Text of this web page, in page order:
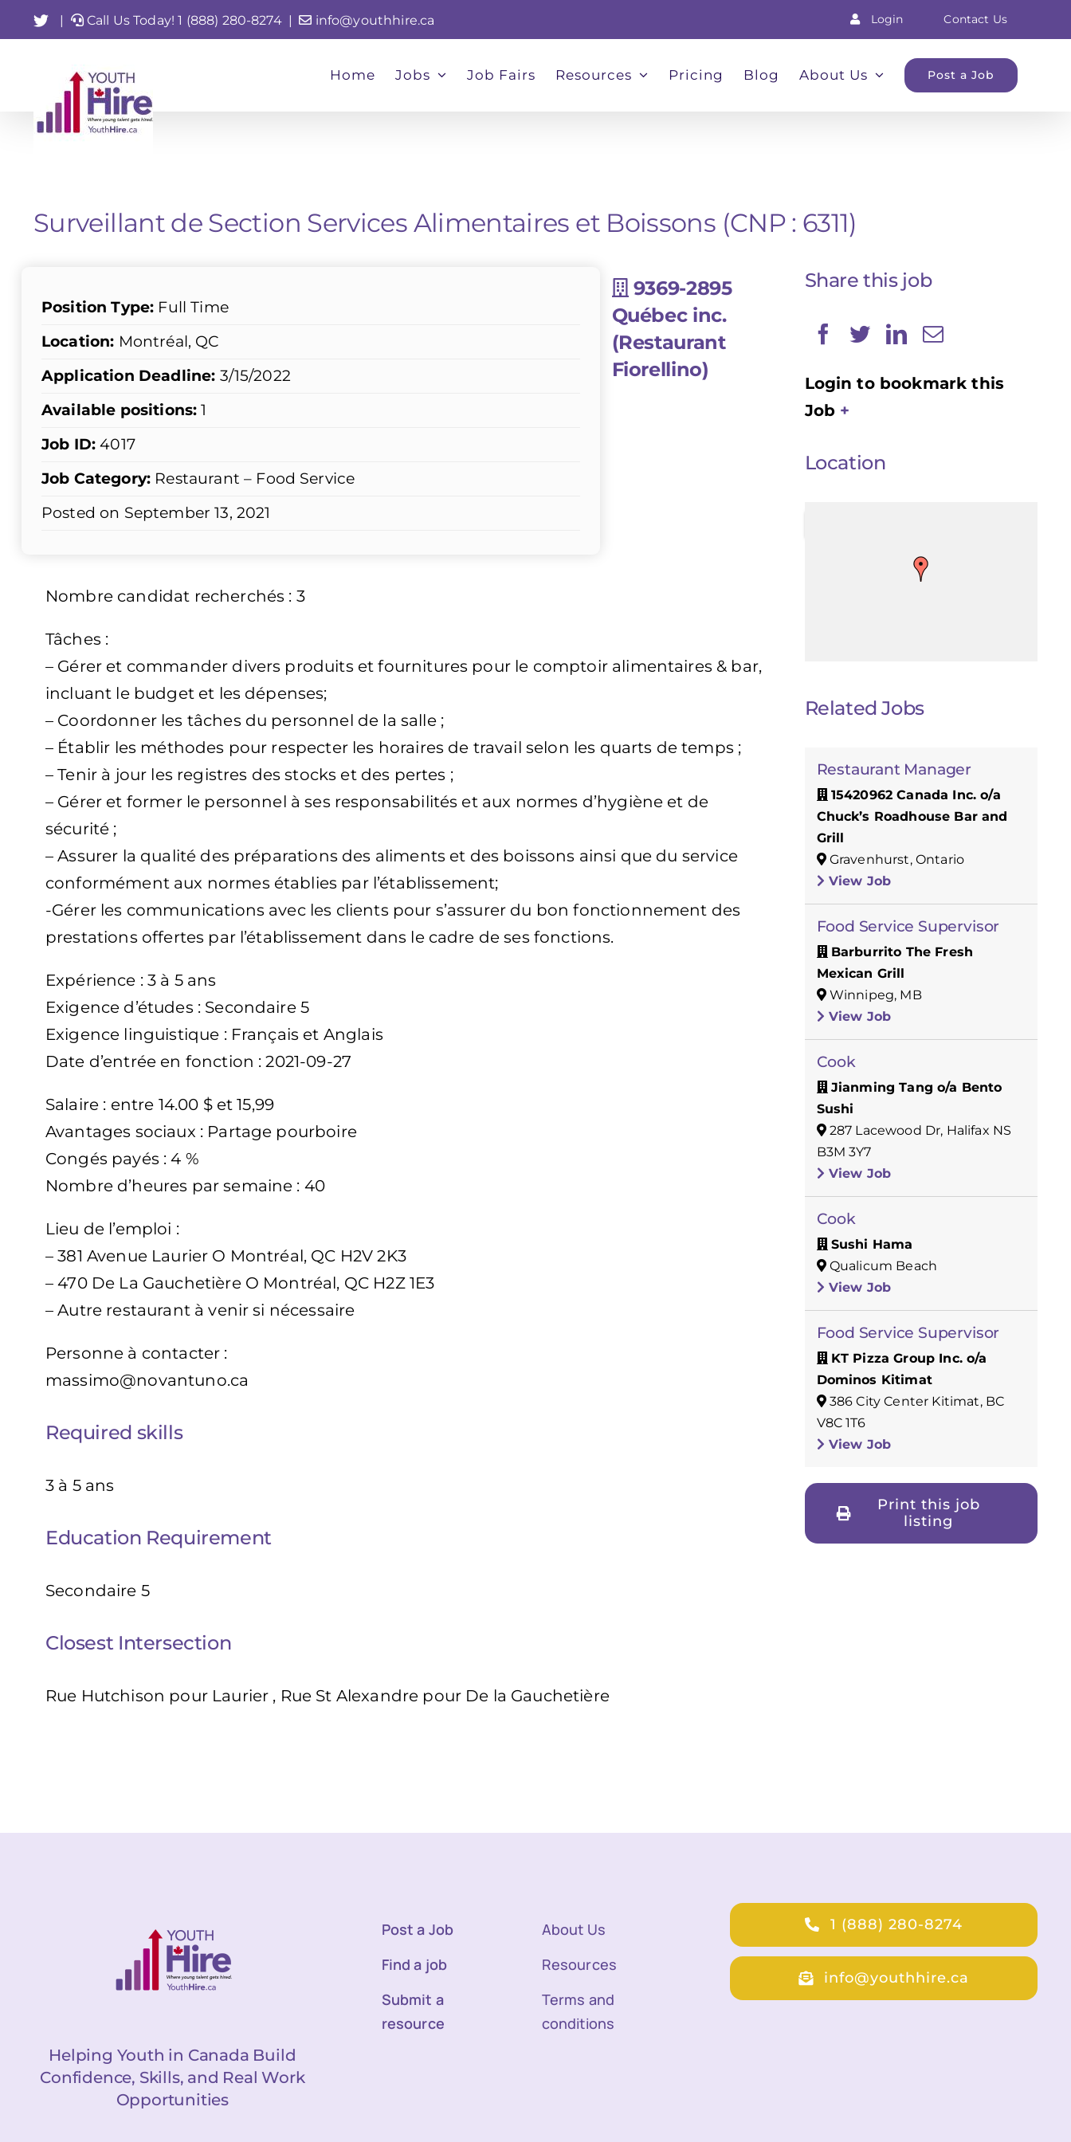
Skip
to
Twitter
| Call Us Today! 1 (888) 280-8274 | info@youthhire.ca Login Contact Us
Home Jobs Job Fairs Resources Pricing Blog About Us Post a Job
Surveillant de Section Services Alimentaires et Boissons (CNP : 6311)
Position Type: Full Time
Location: Montréal, QC
Application Deadline: 3/15/2022
Available positions: 1
Job ID: 4017
Job Category: Restaurant – Food Service
Posted on September 13, 2021
9369-2895
Québec inc.
(Restaurant
Fiorellino)
Nombre candidat recherchés : 3
Tâches :
– Gérer et commander divers produits et fournitures pour le comptoir alimentaires & bar,
incluant le budget et les dépenses;
– Coordonner les tâches du personnel de la salle ;
– Établir les méthodes pour respecter les horaires de travail selon les quarts de temps ;
– Tenir à jour les registres des stocks et des pertes ;
– Gérer et former le personnel à ses responsabilités et aux normes d’hygiène et de
sécurité ;
– Assurer la qualité des préparations des aliments et des boissons ainsi que du service
conformément aux normes établies par l’établissement;
-Gérer les communications avec les clients pour s’assurer du bon fonctionnement des
prestations offertes par l’établissement dans le cadre de ses fonctions.
Expérience : 3 à 5 ans
Exigence d’études : Secondaire 5
Exigence linguistique : Français et Anglais
Date d’entrée en fonction : 2021-09-27
Salaire : entre 14.00 $ et 15,99
Avantages sociaux : Partage pourboire
Congés payés : 4 %
Nombre d’heures par semaine : 40
Lieu de l’emploi :
– 381 Avenue Laurier O Montréal, QC H2V 2K3
– 470 De La Gauchetière O Montréal, QC H2Z 1E3
– Autre restaurant à venir si nécessaire
Personne à contacter :
massimo@novantuno.ca
Required skills
3 à 5 ans
Education Requirement
Secondaire 5
Closest Intersection
Rue Hutchison pour Laurier , Rue St Alexandre pour De la Gauchetière
Share this job
Login to bookmark this
Job
Location
Related Jobs
Restaurant Manager
15420962 Canada Inc. o/a
Chuck’s Roadhouse Bar and
Grill
Gravenhurst, Ontario
View Job
Food Service Supervisor
Barburrito The Fresh
Mexican Grill
Winnipeg, MB
View Job
Cook
Jianming Tang o/a Bento
Sushi
287 Lacewood Dr, Halifax NS
B3M 3Y7
View Job
Cook
Sushi Hama
Qualicum Beach
View Job
Food Service Supervisor
KT Pizza Group Inc. o/a
Dominos Kitimat
386 City Center Kitimat, BC
V8C 1T6
View Job
Print this job
listing
Helping Youth in Canada Build
Confidence, Skills, and Real Work
Opportunities
Post a Job
Find a job
Submit a
resource
About Us
Resources
Terms and
conditions
1 (888) 280-8274
info@youthhire.ca